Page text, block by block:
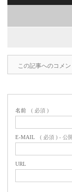
この記事へのコメン
名前 ( 必須 )
E-MAIL ( 必須 ) - 公
URL